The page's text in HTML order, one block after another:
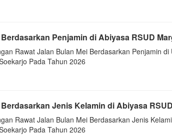
Penjamin di Abiyasa RSUD
Rawat Jalan Bulan Mei Berdasarkan Penjamin
Pada Tahun 2026
Jenis Kelamin di Abiyasa
Rawat Jalan Bulan Mei Berdasarkan Jenis
Pada Tahun 2026